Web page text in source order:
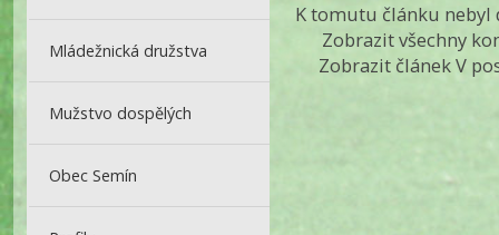
Mládežnická družstva
Mužstvo dospělých
Obec Semín
K tomutu článku nebyl
Zobrazit všechny
Zobrazit článek V